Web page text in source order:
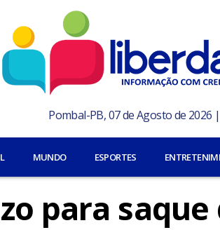
Pombal-PB, 07 de Agosto de 2026 |
MUNDO ESPORTES
para saque